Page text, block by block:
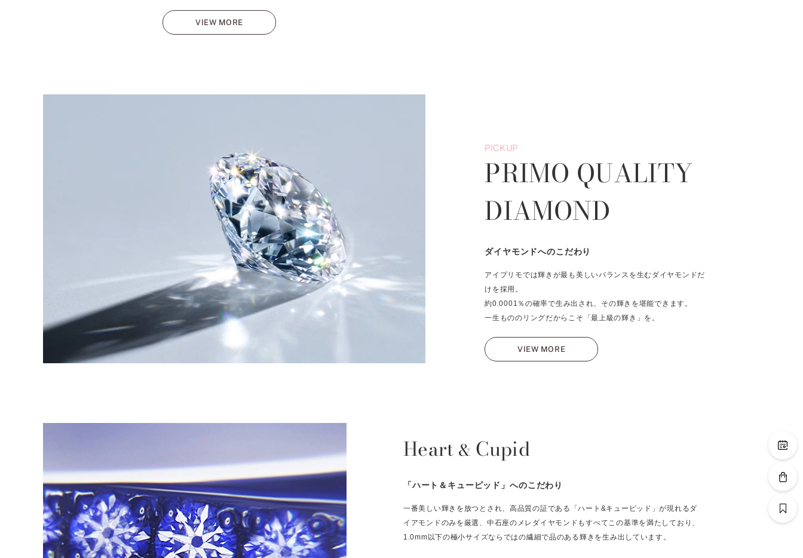
VIEW MORE
PICKUP
PRIMO QUALITY
DIAMOND
ダイヤモンドへのこだわり
アイプリモでは輝きが最も美しいバランスを生むダイヤモンドだ
けを採用。
約0.0001％の確率で生み出され、その輝きを堪能できます。
一生もののリングだからこそ「最上級の輝き」を。
VIEW MORE
Heart & Cupid
「ハート＆キューピッド」へのこだわり
一番美しい輝きを放つとされ、高品質の証である「ハート&キューピッド」が現れるダ
イアモンドのみを厳選、中石座のメレダイヤモンドもすべてこの基準を満たしており、
1.0mm以下の極小サイズならではの繊細で品のある輝きを生み出しています。